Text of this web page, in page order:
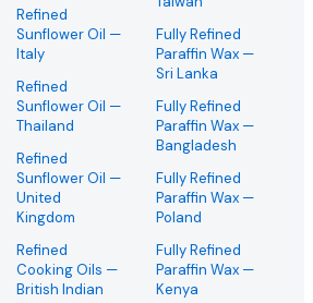
Refined
Sunflower Oil —
Italy
Refined
Sunflower Oil —
Thailand
Refined
Sunflower Oil —
United
Kingdom
Refined
Cooking Oils —
British Indian
Fully Refined
Paraffin Wax —
Sri Lanka
Fully Refined
Paraffin Wax —
Bangladesh
Fully Refined
Paraffin Wax —
Poland
Fully Refined
Paraffin Wax —
Kenya